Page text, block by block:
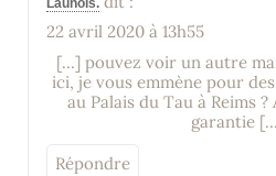
Launois.
22 avril 2020 à 13h55
[…] pouvez voir un autre
ici, je vous emmène pour
au Palais du Tau à Reims
garantie
Répondre